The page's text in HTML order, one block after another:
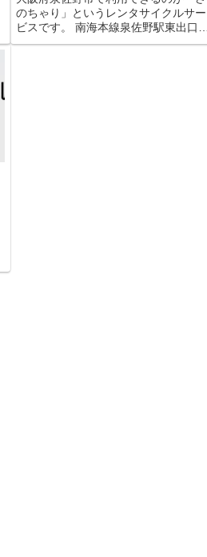
のちゃり」というレンタサイクルサー
ビスです。 南海本線泉佐野駅東出口（
ロータリー側）からすぐのところにあ